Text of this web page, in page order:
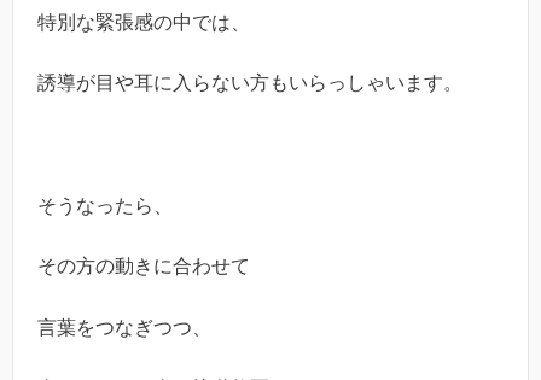
特別な緊張感の中では、
誘導が目や耳に入らない方もいらっしゃいます。
そうなったら、
その方の動きに合わせて
言葉をつなぎつつ、